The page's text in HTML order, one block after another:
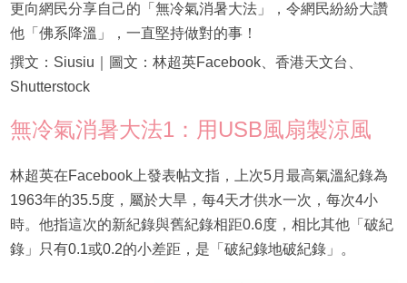
更向網民分享自己的「無冷氣消暑大法」，令網民紛紛大讚
他「佛系降溫」，一直堅持做對的事！
撰文：Siusiu｜圖文：林超英Facebook、香港天文台、
Shutterstock
無冷氣消暑大法1：用USB風扇製涼風
林超英在Facebook上發表帖文指，上次5月最高氣溫紀錄為
1963年的35.5度，屬於大旱，每4天才供水一次，每次4小
時。他指這次的新紀錄與舊紀錄相距0.6度，相比其他「破紀
錄」只有0.1或0.2的小差距，是「破紀錄地破紀錄」。